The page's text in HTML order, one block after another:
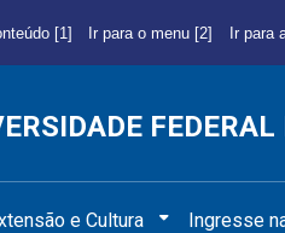
[1] Ir para o menu [2] Ir para
e Cultura Ingresse